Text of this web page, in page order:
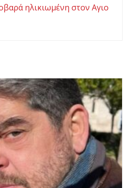
ηλικιωμένη στον Αγιο